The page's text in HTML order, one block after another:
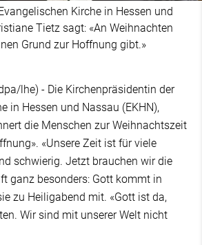
Kirche in Hessen und
Tietz sagt: «An Weihnachten
Grund zur Hoffnung gibt.»
lhe) - Die Kirchenpräsidentin der
in Hessen und Nassau (EKHN),
die Menschen zur Weihnachtszeit
«Unsere Zeit ist für viele
schwierig. Jetzt brauchen wir die
ganz besonders: Gott kommt in
zu Heiligabend mit. «Gott ist da,
Wir sind mit unserer Welt nicht